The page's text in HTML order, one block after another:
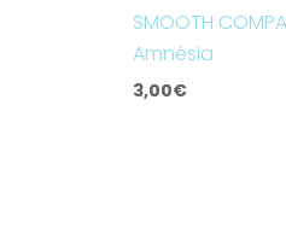
SMOOTH
Amnésia
3,00€